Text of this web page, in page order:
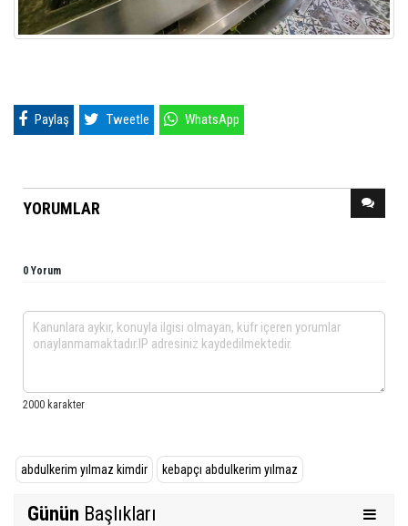
Paylaş Tweetle WhatsApp
YORUMLAR
0 Yorum
abdulkerim yılmaz kimdir kebapçı abdulkerim yılmaz
Günün Başlıkları